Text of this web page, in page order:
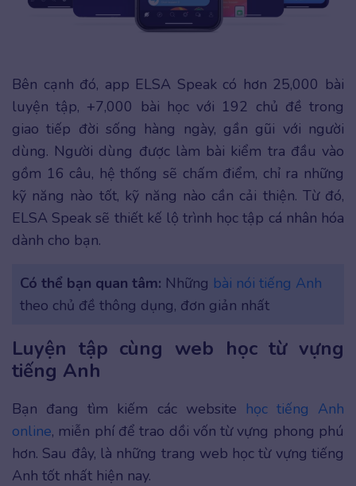
Bên cạnh đó, app ELSA Speak có hơn 25,000 bài
luyện tập, +7,000 bài học với 192 chủ đề trong
giao tiếp đời sống hàng ngày, gần gũi với người
dùng. Người dùng được làm bài kiểm tra đầu vào
gồm 16 câu, hệ thống sẽ chấm điểm, chỉ ra những
kỹ năng nào tốt, kỹ năng nào cần cải thiện. Từ đó,
ELSA Speak sẽ thiết kế lộ trình học tập cá nhân hóa
dành cho bạn.
Có thể bạn quan tâm: Những bài nói tiếng Anh
theo chủ đề thông dụng, đơn giản nhất
Luyện tập cùng web học từ vựng
tiếng Anh
Bạn đang tìm kiếm các website học tiếng Anh
online, miễn phí để trao dồi vốn từ vựng phong phú
hơn. Sau đây, là những trang web học từ vựng tiếng
Anh tốt nhất hiện nay.